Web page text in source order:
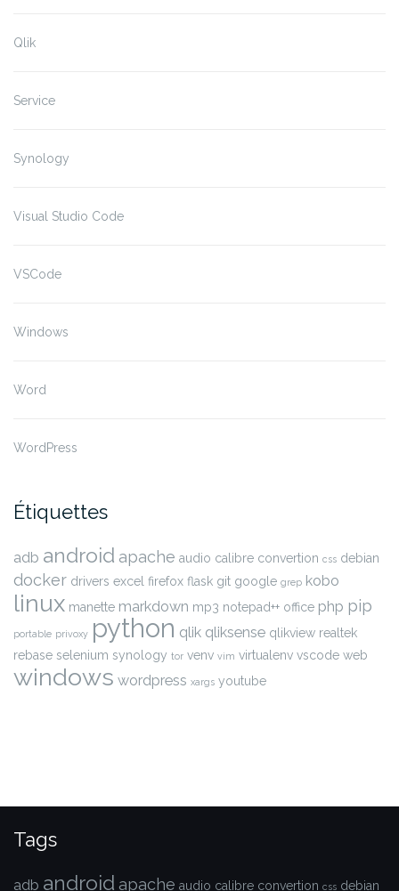
Qlik
Service
Synology
Visual Studio Code
VSCode
Windows
Word
WordPress
Étiquettes
adb android apache audio calibre convertion css debian
docker drivers excel firefox flask git google grep kobo
linux manette markdown mp3 notepad++ office php pip
portable privoxy python qlik qliksense qlikview realtek
rebase selenium synology tor venv vim virtualenv vscode web
windows wordpress xargs youtube
Tags
adb android apache audio calibre convertion css debian